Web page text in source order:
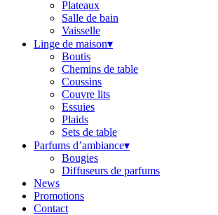
Plateaux
Salle de bain
Vaisselle
Linge de maison▾
Boutis
Chemins de table
Coussins
Couvre lits
Essuies
Plaids
Sets de table
Parfums d’ambiance▾
Bougies
Diffuseurs de parfums
News
Promotions
Contact